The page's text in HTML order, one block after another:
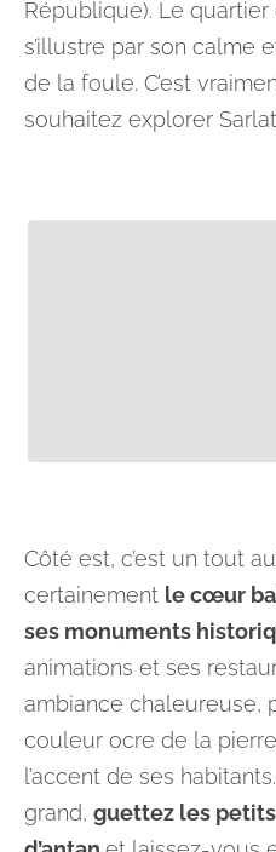
République). Le
s’illustre par son calme
de la foule. C’est
souhaitez explorer
Côté est, c’est un tout
certainement le cœur
ses monuments
animations et ses
ambiance chaleureuse,
couleur ocre de la
l’accent de ses
grand, guettez les